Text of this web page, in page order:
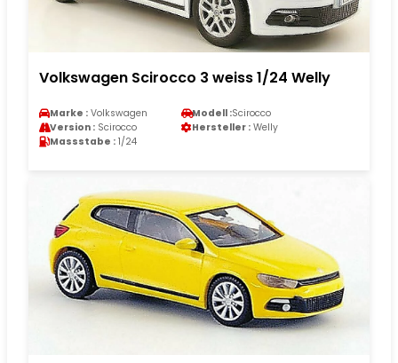
Volkswagen Scirocco 3 weiss 1/24 Welly
Marke : Volkswagen Modell :Scirocco
Version : Scirocco Hersteller : Welly
Massstabe : 1/24